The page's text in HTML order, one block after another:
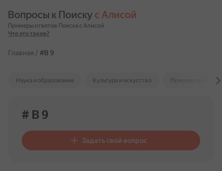
Вопросы к Поиску с Алисой
Примеры ответов Поиска с Алисой
Что это такое?
Главная / #B 9
Наука и образование Культура и искусство Психология и
# B 9
Задать свой вопрос